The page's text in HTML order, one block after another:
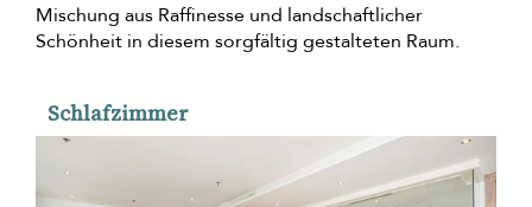
Mischung aus Raffinesse und landschaftlicher
Schönheit in diesem sorgfältig gestalteten Raum.
Schlafzimmer